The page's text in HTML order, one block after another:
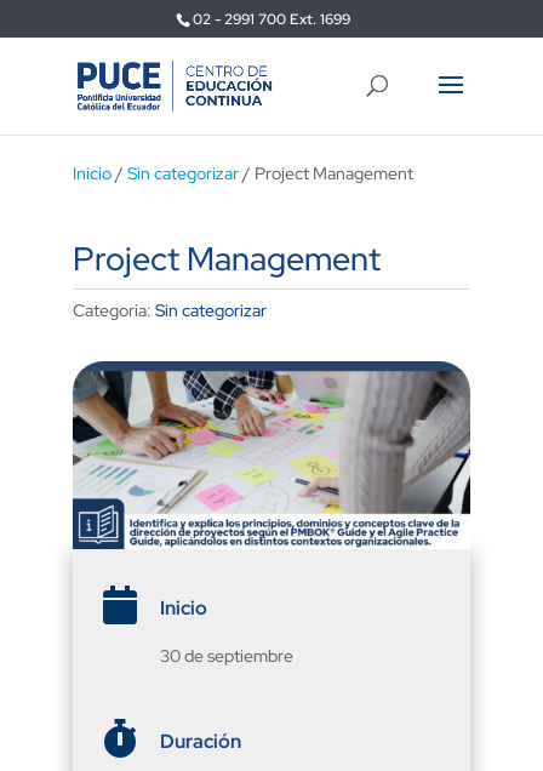
02 - 2991 700 Ext. 1699
Inicio/ Sin categorizar/ Project Management
Project Management
Categoría: Sin categorizar
 Inicio
30 de septiembre
 Duración